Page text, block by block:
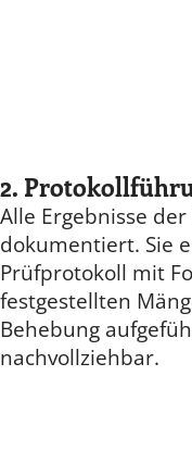
2.
Alle Ergebnisse
dokumentiert. Sie
Prüfprotokoll mit
festgestellten
Behebung
nachvollziehbar.